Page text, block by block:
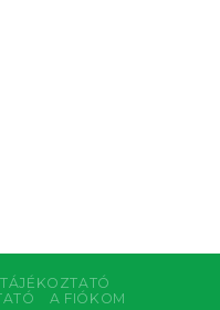
A FIÓKOM